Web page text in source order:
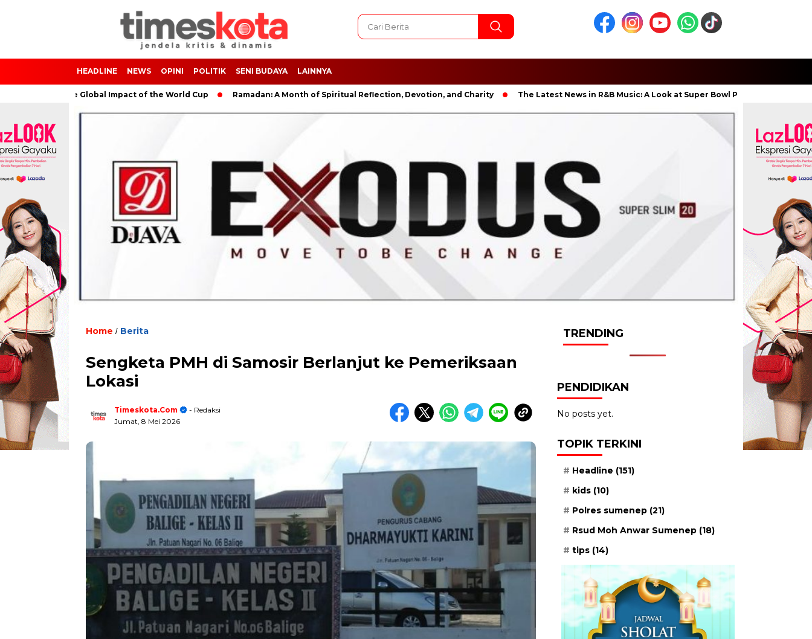
HEADLINE NEWS OPINI POLITIK SENI BUDAYA LAINNYA
The Global Impact of the World Cup Ramadan: A Month of Spiritual Reflection, Devotion, and Charity The Latest News in R&B Music: A Look at Super Bowl Performances, New
Home / Berita
Sengketa PMH di Samosir Berlanjut ke Pemeriksaan
Lokasi
Timeskota.com
- Redaksi
Jumat, 8 Mei 2026
TRENDING
PENDIDIKAN
No posts yet.
TOPIK TERKINI
Headline (151)
kids (10)
Polres sumenep (21)
Rsud Moh Anwar Sumenep (18)
tips (14)